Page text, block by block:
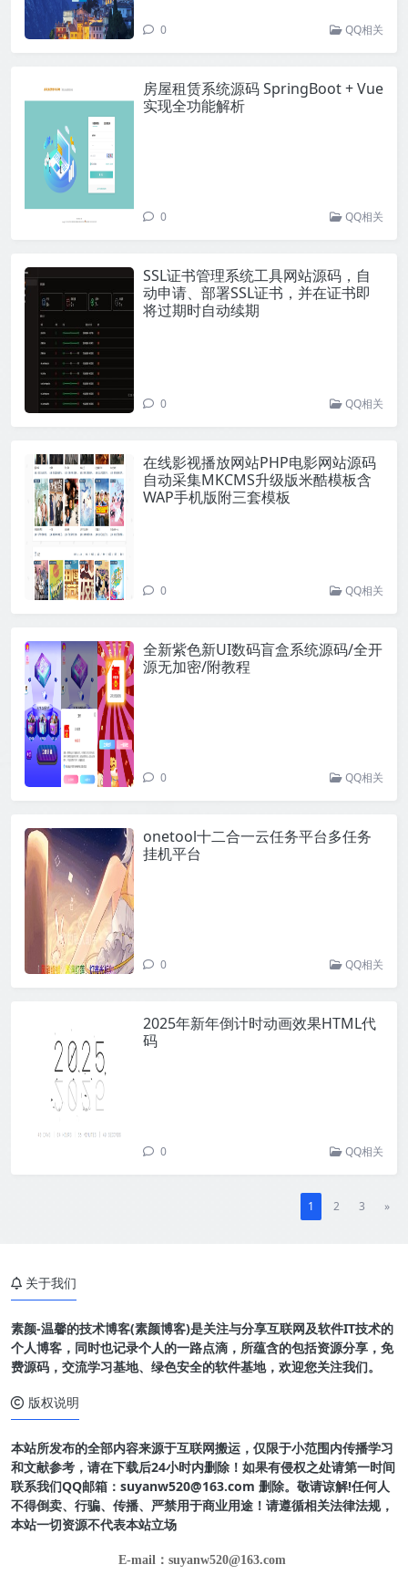
0 QQ相关
房屋租赁系统源码 SpringBoot + Vue
实现全功能解析
0 QQ相关
SSL证书管理系统工具网站源码，自
动申请、部署SSL证书，并在证书即
将过期时自动续期
0 QQ相关
在线影视播放网站PHP电影网站源码
自动采集MKCMS升级版米酷模板含
WAP手机版附三套模板
0 QQ相关
全新紫色新UI数码盲盒系统源码/全开
源无加密/附教程
0 QQ相关
onetool十二合一云任务平台多任务
挂机平台
0 QQ相关
2025年新年倒计时动画效果HTML代
码
0 QQ相关
1 2 3 »
关于我们
素颜-温馨的技术博客(素颜博客)是关注与分享互联网及软件IT技术的
个人博客，同时也记录个人的一路点滴，所蕴含的包括资源分享，免
费源码，交流学习基地、绿色安全的软件基地，欢迎您关注我们。
版权说明
本站所发布的全部内容来源于互联网搬运，仅限于小范围内传播学习
和文献参考，请在下载后24小时内删除！如果有侵权之处请第一时间
联系我们QQ邮箱：suyanw520@163.com 删除。敬请谅解!任何人
不得倒卖、行骗、传播、严禁用于商业用途！请遵循相关法律法规，
本站一切资源不代表本站立场
E-mail：suyanw520@163.com